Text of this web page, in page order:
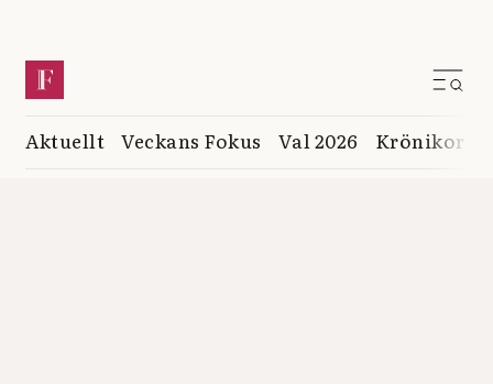
Aktuellt Veckans Fokus Val 2026 Krönikor